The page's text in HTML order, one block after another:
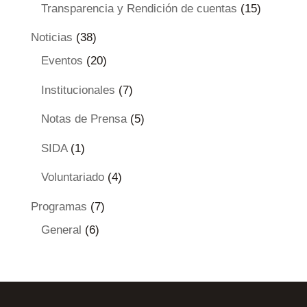
Transparencia y Rendición de cuentas (15)
Noticias (38)
Eventos (20)
Institucionales (7)
Notas de Prensa(5)
SIDA(1)
Voluntariado(4)
Programas (7)
General (6)